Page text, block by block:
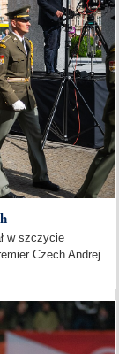
w szczycie
Czech Andrej